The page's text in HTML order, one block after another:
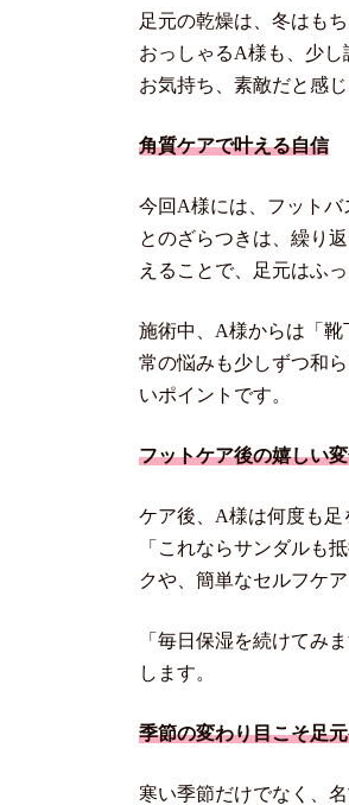
足元の乾燥は、冬はも
おっしゃるA様も、少
お気持ち、素敵だと感じ
角質ケアで叶える自信
今回A様には、フット
とのざらつきは、繰り
えることで、足元はふ
施術中、A様からは「靴
常の悩みも少しずつ和
いポイントです。
フットケア後の嬉しい
ケア後、A様は何度も足
「これならサンダルも
クや、簡単なセルフケ
「毎日保湿を続けてみ
します。
季節の変わり目こそ足
寒い季節だけでなく、